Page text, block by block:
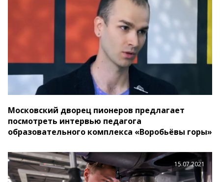
Московский дворец пионеров предлагает
посмотреть интервью педагога
образовательного комплекса «Воробьёвы горы»
15.07.2021